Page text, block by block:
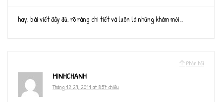
hay, bài viết đầy đủ, rõ ràng chi tiết và luôn là những khám mới…
Phản hồi
MINHCHANH
Tháng 12 29, 2011 at 8:57 chiều